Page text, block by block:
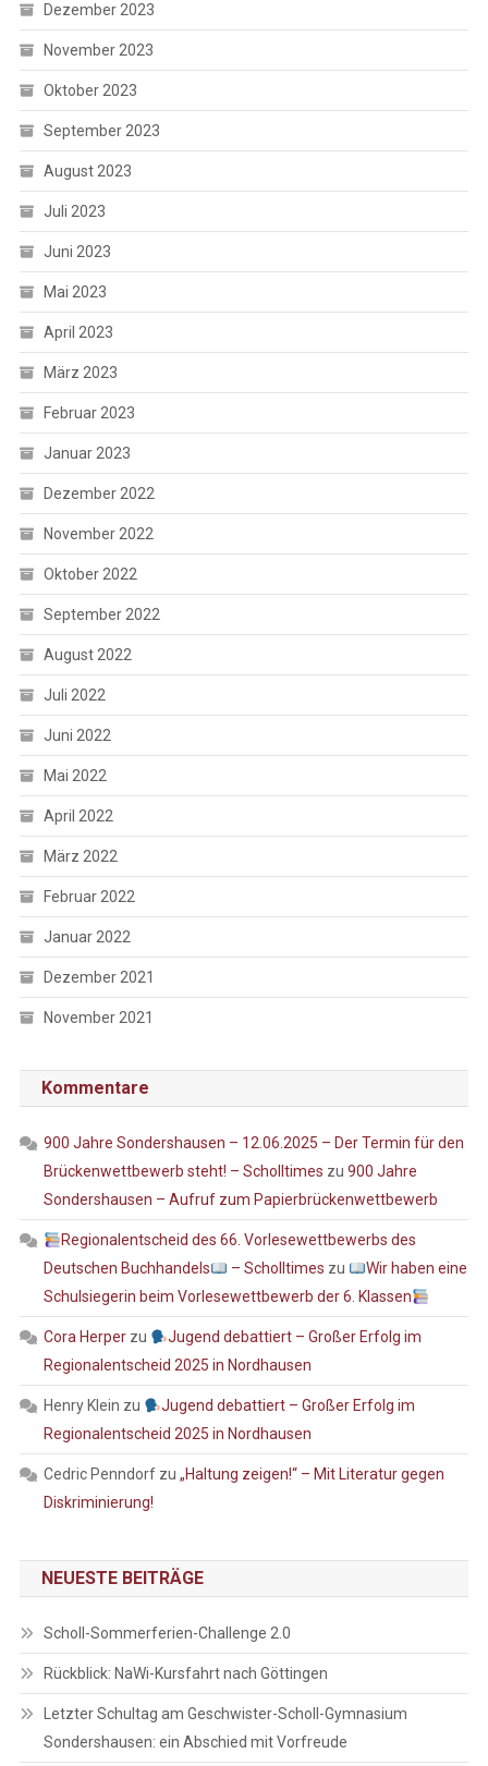
Dezember 2023
November 2023
Oktober 2023
September 2023
August 2023
Juli 2023
Juni 2023
Mai 2023
April 2023
März 2023
Februar 2023
Januar 2023
Dezember 2022
November 2022
Oktober 2022
September 2022
August 2022
Juli 2022
Juni 2022
Mai 2022
April 2022
März 2022
Februar 2022
Januar 2022
Dezember 2021
November 2021
Kommentare
900 Jahre Sondershausen – 12.06.2025 – Der Termin für den
Brückenwettbewerb steht! – Scholltimes zu 900 Jahre
Sondershausen – Aufruf zum Papierbrückenwettbewerb
Regionalentscheid des 66. Vorlesewettbewerbs des
Deutschen Buchhandels
– Scholltimes zu
Wir haben eine
Schulsiegerin beim Vorlesewettbewerb der 6. Klassen
Cora Herperzu
Jugend debattiert – Großer Erfolg im
Regionalentscheid 2025 in Nordhausen
Henry Klein zu
Jugend debattiert – Großer Erfolg im
Regionalentscheid 2025 in Nordhausen
Cedric Penndorfzu „Haltung zeigen!“ – Mit Literatur gegen
Diskriminierung!
NEUESTE BEITRÄGE
Scholl-Sommerferien-Challenge 2.0
Rückblick: NaWi-Kursfahrt nach Göttingen
Letzter Schultag am Geschwister-Scholl-Gymnasium
Sondershausen: ein Abschied mit Vorfreude